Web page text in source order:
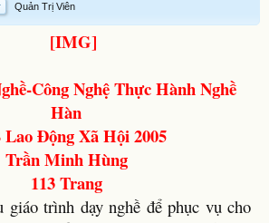
Quản Trị Viên
Công Nghệ Thực Hành Nghề
Hàn
Động Xã Hội 2005
Trần Minh Hùng
113 Trang
giáo trình dạy nghề để phục vụ cho